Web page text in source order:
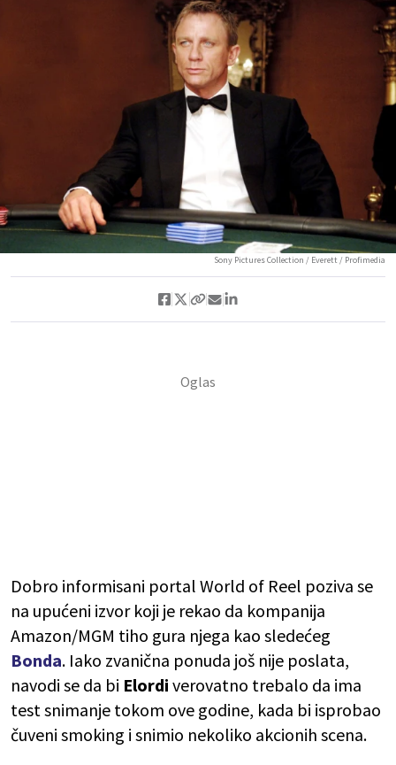
Sony Pictures Collection / Everett / Profimedia
Dobro informisani portal World of Reel poziva se
na upućeni izvor koji je rekao da kompanija
Amazon/MGM tiho gura njega kao sledećeg
Bonda. Iako zvanična ponuda još nije poslata,
navodi se da bi Elordi verovatno trebalo da ima
test snimanje tokom ove godine, kada bi isprobao
čuveni smoking i snimio nekoliko akcionih scena.